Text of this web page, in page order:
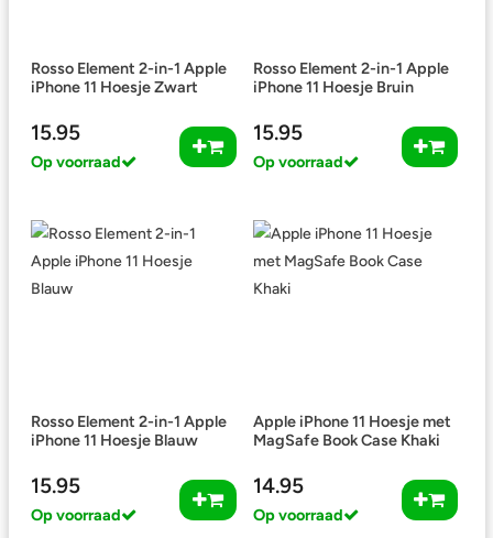
Rosso Element 2-in-1 Apple
iPhone 11 Hoesje Zwart
15.95
Op voorraad
Rosso Element 2-in-1 Apple
iPhone 11 Hoesje Bruin
15.95
Op voorraad
Rosso Element 2-in-1 Apple
iPhone 11 Hoesje Blauw
15.95
Op voorraad
Apple iPhone 11 Hoesje met
MagSafe Book Case Khaki
14.95
Op voorraad